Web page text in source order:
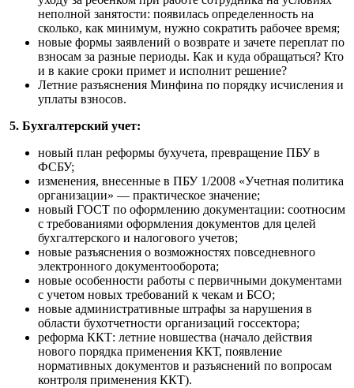
неполной занятости: появилась определенность на
сколько, как минимум, нужно сократить рабочее время;
новые формы заявлений о возврате и зачете переплат по
взносам за разные периоды. Как и куда обращаться? Кто
и в какие сроки примет и исполнит решение?
Летние разъяснения Минфина по порядку исчисления и
уплаты взносов.
5. Бухгалтерский учет:
новый план реформы бухучета, превращение ПБУ в
ФСБУ;
изменения, внесенные в ПБУ 1/2008 «Учетная политика
организации» — практическое значение;
новый ГОСТ по оформлению документации: соотносим
с требованиями оформления документов для целей
бухгалтерского и налогового учетов;
новые разъяснения о возможностях повседневного
электронного документооборота;
новые особенности работы с первичными документами
с учетом новых требований к чекам и БСО;
новые административные штрафы за нарушения в
области бухотчетности организаций госсектора;
реформа ККТ: летние новшества (начало действия
нового порядка применения ККТ, появление
нормативных документов и разъяснений по вопросам
контроля применения ККТ).